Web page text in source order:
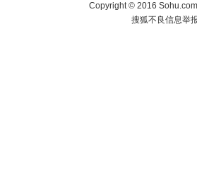
Copyright©2016
搜狐不良信息举